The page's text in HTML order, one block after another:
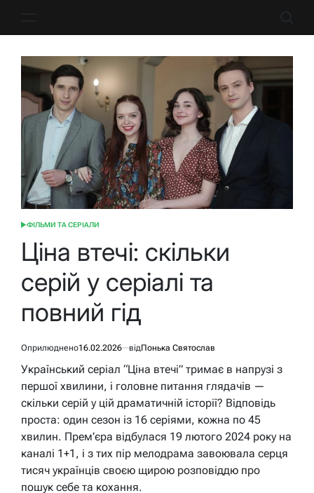
ОПУБЛІКУВАТИ
ФІЛЬМИ ТА СЕРІАЛИ
Ціна втечі: скільки
серій у серіалі та
повний гід
Оприлюднено16.02.2026 відПонька Святослав
Український серіал “Ціна втечі” тримає в напрузі з
першої хвилини, і головне питання глядачів —
скільки серій у цій драматичній історії? Відповідь
проста: один сезон із 16 серіями, кожна по 45
хвилин. Прем’єра відбулася 19 лютого 2024 року на
каналі 1+1, і з тих пір мелодрама завоювала серця
тисяч українців своєю щирою розповіддю про
пошук себе та кохання.